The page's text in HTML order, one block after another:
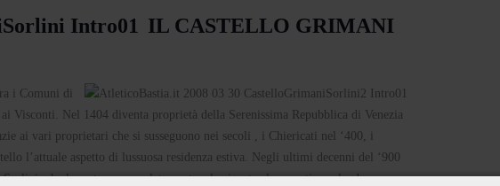
IL CASTELLO GRIMANI
i Comuni di
Visconti. Nel 1404 diventa proprietà della Serenissima Repubblica di Venezia
ai vari proprietari che si susseguono nei secoli , i Chiericati nel ‘400, i
l’attuale aspetto di lussuosa residenza estiva. Negli ultimi decenni del ‘900
che lo restaura completamente e lo riporta al suo antico splendore.